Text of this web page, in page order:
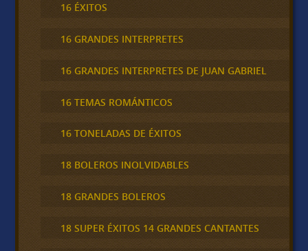
16 ÉXITOS
16 GRANDES INTERPRETES
16 GRANDES INTERPRETES DE JUAN GABRIEL
16 TEMAS ROMÁNTICOS
16 TONELADAS DE ÉXITOS
18 BOLEROS INOLVIDABLES
18 GRANDES BOLEROS
18 SUPER ÉXITOS 14 GRANDES CANTANTES